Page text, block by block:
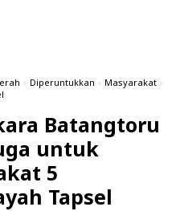
» Diperuntukkan » Masyarakat »
Batangtoru
untuk
5
Tapsel